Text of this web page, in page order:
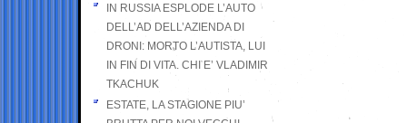
IN RUSSIA ESPLODE L’AUTO
DELL’AD DELL’AZIENDA DI
DRONI: MORTO L’AUTISTA, LUI
IN FIN DI VITA. CHI E’ VLADIMIR
TKACHUK
ESTATE, LA STAGIONE PIU’